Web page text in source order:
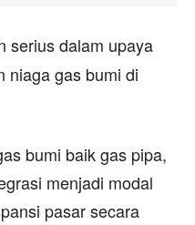
serius dalam upaya
niaga gas bumi di
bumi baik gas pipa,
menjadi modal
pasar secara